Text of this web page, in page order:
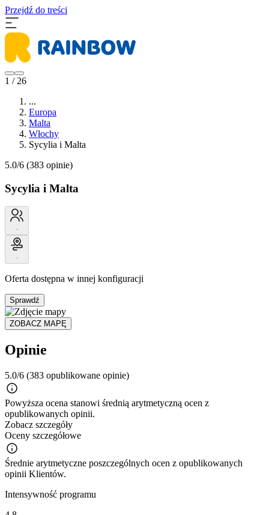
Przejdź do treści
1 / 26
...
Europa
Malta
Włochy
Sycylia i Malta
5.0/6 (383 opinie)
Sycylia i Malta
-
-
Oferta dostępna w innej konfiguracji
Sprawdź
ZOBACZ MAPĘ
Opinie
5.0/6 (383 opublikowane opinie)
Powyższa ocena stanowi średnią arytmetyczną ocen z
opublikowanych opinii.
Zobacz szczegóły
Oceny szczegółowe
Średnie arytmetyczne poszczególnych ocen z opublikowanych
opinii Klientów.
Intensywność programu